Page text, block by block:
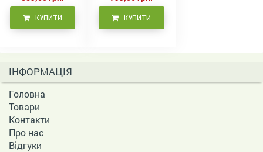
КУПИТИ КУПИТИ
ІНФОРМАЦІЯ
Головна
Товари
Контакти
Про нас
Відгуки